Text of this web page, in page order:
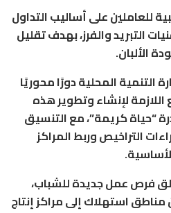
للعاملين على أساليب التداول
التبريد والفرز، بهدف تقليل
الألبان.
التنمية المحلية دورًا محوريًا
لإنشاء وتطوير هذه
“حياة كريمة”، مع التنسيق
التراخيص وربط المراكز
فرص عمل جديدة للشباب،
استهلاك إلى مراكز إنتاج